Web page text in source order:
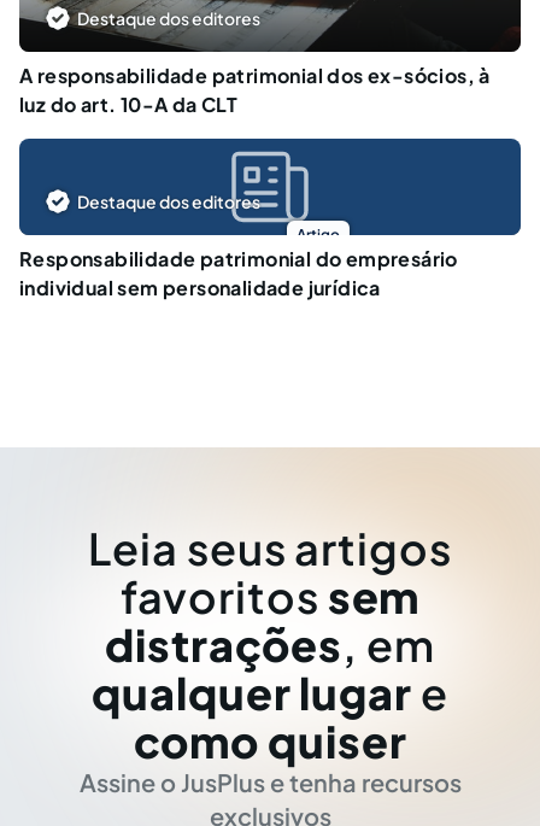
Destaque dos editores
A responsabilidade patrimonial dos ex-sócios, à
luz do art. 10-A da CLT
Artigo
Destaque dos editores
Responsabilidade patrimonial do empresário
individual sem personalidade jurídica
Leia seus artigos
favoritos sem
distrações, em
qualquer lugar e
como quiser
Assine o JusPlus e tenha recursos
exclusivos